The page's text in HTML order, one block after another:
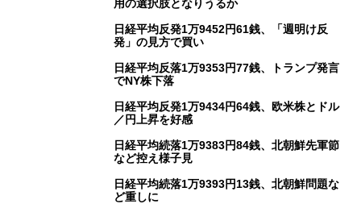
用の選択肢となりうるか
日経平均反発1万9452円61銭、「週明け反
発」の見方で買い
日経平均反落1万9353円77銭、トランプ発言
でNY株下落
日経平均反発1万9434円64銭、欧米株とドル
／円上昇を好感
日経平均続落1万9383円84銭、北朝鮮先軍節
など控え様子見
日経平均続落1万9393円13銭、北朝鮮問題な
ど重しに